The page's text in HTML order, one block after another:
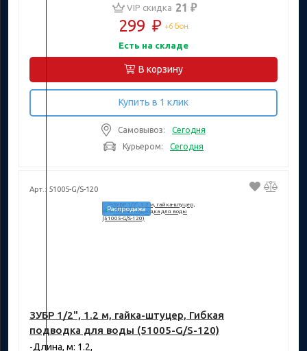
VIP скидка 21 ₽
299 ₽ +6 бон.
Есть на складе
В корзину
Купить в 1 клик
Самовывоз:
Сегодня
Курьером:
Сегодня
Арт.: 51005-G/S-120
Распродажа
ЗУБР 1/2", 1.2 м, гайка-штуцер, Гибкая
подводка для воды (51005-G/S-120)
-Длина, м: 1.2,